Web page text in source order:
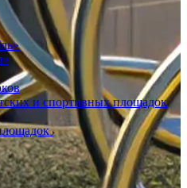
и спортивных площадок